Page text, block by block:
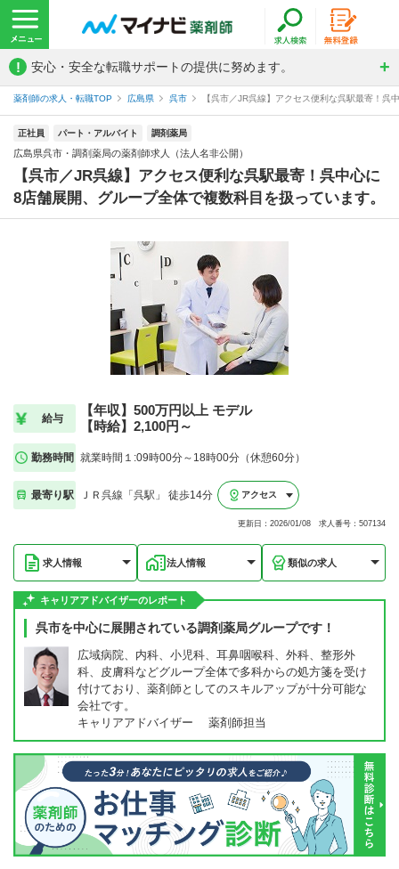
! 安心・安全な転職サポートの提供に努めます。
薬剤師の求人・転職TOP 広島県 呉市 【呉市／JR呉線】アクセス便利な呉駅最寄！
正社員 パート・アルバイト 調剤薬局
広島県呉市・調剤薬局の薬剤師求人（法人名非公開）
【呉市／JR呉線】アクセス便利な呉駅最寄！呉中心に
8店舗展開、グループ全体で複数科目を扱っています。
給与
【年収】500万円以上 モデル
【時給】2,100円～
勤務時間 就業時間１:09時00分～18時00分（休憩60分）
最寄り駅 ＪＲ呉線「呉駅」 徒歩14分 アクセス
更新日：2026/01/08 求人番号：507134
求人情報 法人情報 類似の求人
キャリアアドバイザーのレポート
呉市を中心に展開されている調剤薬局グループです！
広域病院、内科、小児科、耳鼻咽喉科、外科、整形外
科、皮膚科などグループ全体で多科からの処方箋を受け
付けており、薬剤師としてのスキルアップが十分可能な
会社です。
キャリアアドバイザー 薬剤師担当